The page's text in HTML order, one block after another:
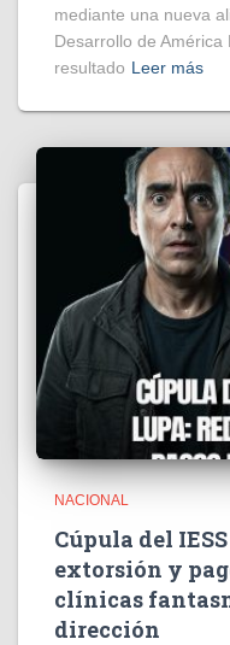
mediante una nueva
Desarrollo de
resultado Leer más
NACIONAL
Cúpula del
extorsión y
clínicas
dirección